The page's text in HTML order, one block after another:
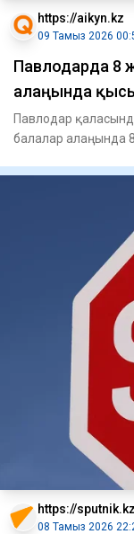
https://aikyn.kz
09 Тамыз 2026
Павлодарда 8
алаңында
Павлодар
балалар алаңында
https://sputnik.kz
08 Тамыз 2026